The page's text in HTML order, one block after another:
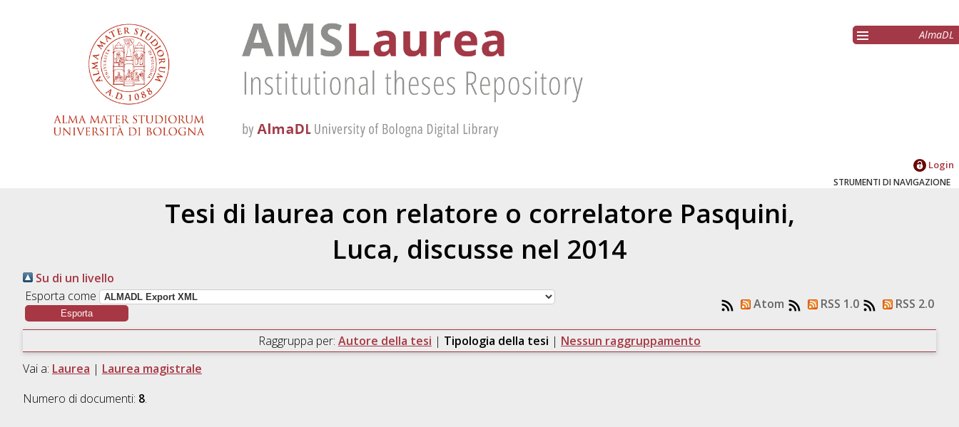
AlmaDL
Login
STRUMENTI DI NAVIGAZIONE
Tesi di laurea con relatore o correlatore Pasquini,
Luca, discusse nel 2014
Su di un livello
Esporta come
Atom RSS 1.0 RSS 2.0
Raggruppa per: Autore della tesi | Tipologia della tesi | Nessun raggruppamento
Vai a: Laurea | Laurea magistrale
Numero di documenti: 8.